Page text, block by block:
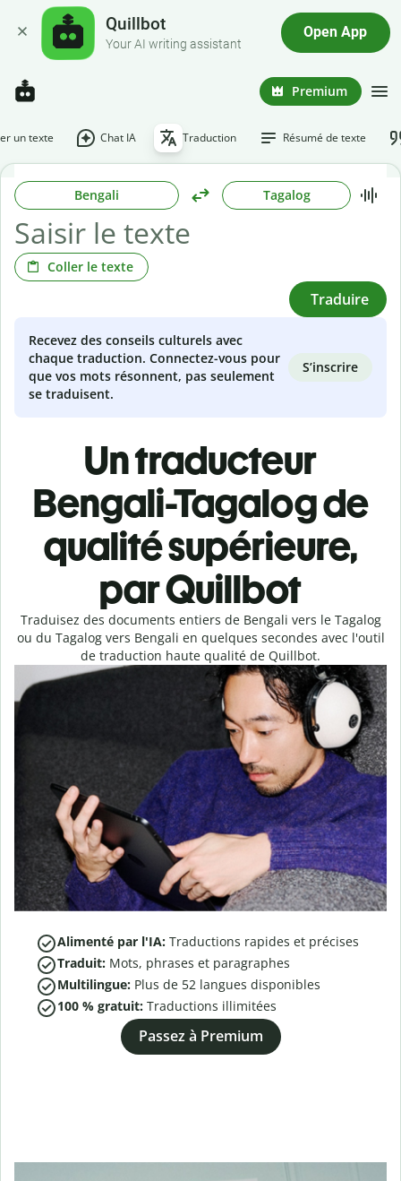
Quillbot
Your AI writing assistant
Open App
Premium
un texte Chat IA Traduction Résumé de texte
Bengali Tagalog
Coller le texte
Traduire
Recevez des conseils culturels avec
chaque traduction. Connectez-vous pour
que vos mots résonnent, pas seulement
se traduisent.
S’inscrire
Un traducteur
Bengali-Tagalog de
qualité supérieure,
par Quillbot
Traduisez des documents entiers de Bengali vers le Tagalog
ou du Tagalog vers Bengali en quelques secondes avec l'outil
de traduction haute qualité de Quillbot.
Alimenté par l'IA: Traductions rapides et précises
Traduit: Mots, phrases et paragraphes
Multilingue: Plus de 52 langues disponibles
100 % gratuit: Traductions illimitées
Passez à Premium